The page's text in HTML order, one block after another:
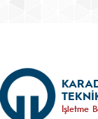
İşletme